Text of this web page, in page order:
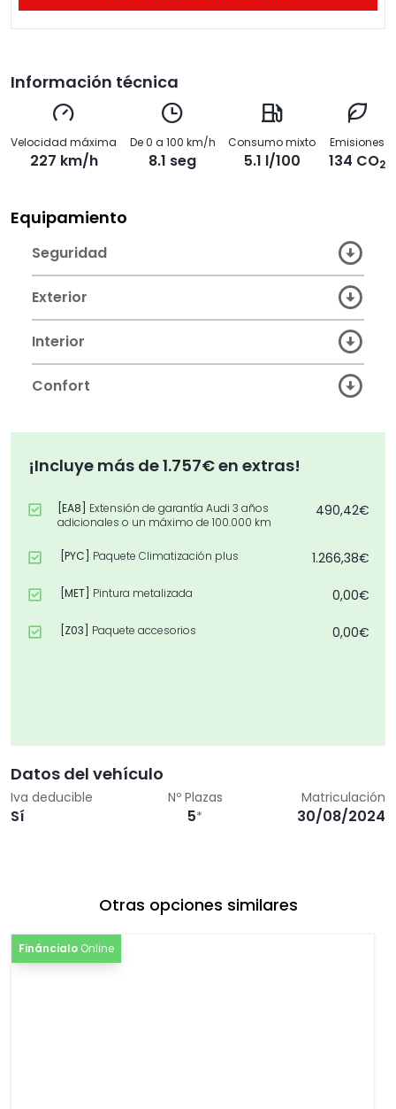
Información técnica
Velocidad máxima
227 km/h
De 0 a 100 km/h
8.1 seg
Consumo mixto
5.1 l/100
Emisiones
134 CO2
Equipamiento
Seguridad
Exterior
Interior
Confort
¡Incluye más de 1.757€ en extras!
[EA8]
Extensión de garantía Audi 3 años
adicionales o un máximo de 100.000 km
490,42€
[PYC] Paquete Climatización plus 1.266,38€
[MET] Pintura metalizada 0,00€
[Z03] Paquete accesorios 0,00€
Datos del vehículo
Iva deducible
Sí
Nº Plazas
5*
Matriculación
30/08/2024
Otras opciones similares
Fináncialo Online